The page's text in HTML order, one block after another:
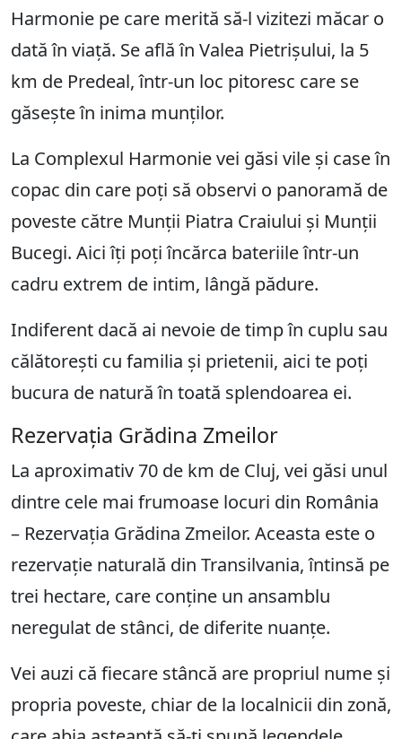
Harmonie pe care merită să-l vizitezi măcar o
dată în viață. Se află în Valea Pietrișului, la 5
km de Predeal, într-un loc pitoresc care se
găsește în inima munților.
La Complexul Harmonie vei găsi vile și case în
copac din care poți să observi o panoramă de
poveste către Munții Piatra Craiului și Munții
Bucegi. Aici îți poți încărca bateriile într-un
cadru extrem de intim, lângă pădure.
Indiferent dacă ai nevoie de timp în cuplu sau
călătorești cu familia și prietenii, aici te poți
bucura de natură în toată splendoarea ei.
Rezervația Grădina Zmeilor
La aproximativ 70 de km de Cluj, vei găsi unul
dintre cele mai frumoase locuri din România
– Rezervația Grădina Zmeilor. Aceasta este o
rezervație naturală din Transilvania, întinsă pe
trei hectare, care conține un ansamblu
neregulat de stânci, de diferite nuanțe.
Vei auzi că fiecare stâncă are propriul nume și
propria poveste, chiar de la localnicii din zonă,